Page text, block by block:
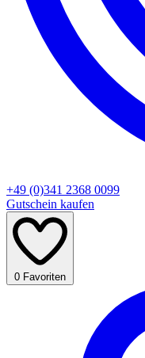
+49 (0)341 2368 0099
Gutschein kaufen
0 Favoriten